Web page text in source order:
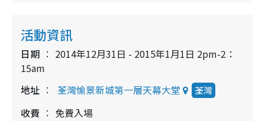
活動資訊
日期
2014年12月31日 - 2015年1月1日 2pm-2：
15am
地址
荃灣愉景新城第一層天幕大堂 荃灣
收費
免費入場